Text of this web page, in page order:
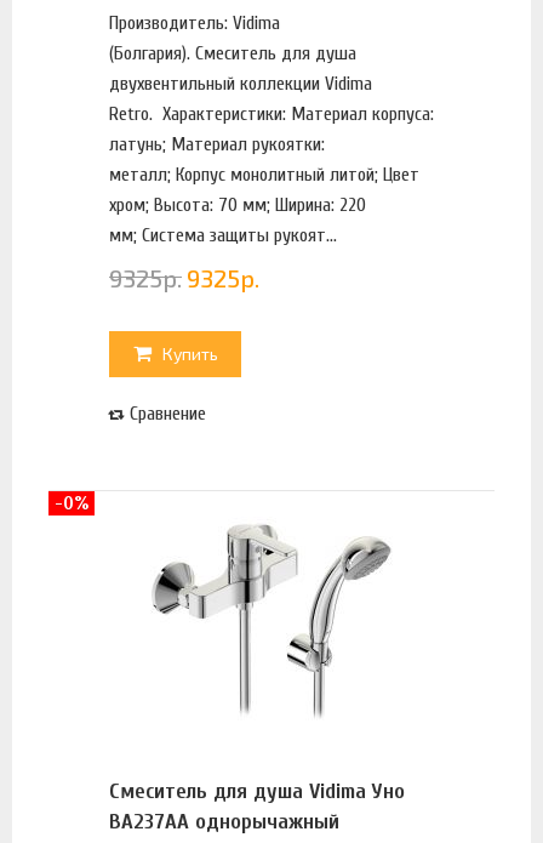
Производитель: Vidima
(Болгария). Смеситель для душа
двухвентильный коллекции Vidima
Retro. Характеристики: Материал корпуса:
латунь; Материал рукоятки:
металл; Корпус монолитный литой; Цвет
хром; Высота: 70 мм; Ширина: 220
мм; Система защиты рукоят...
9325р. 9325р.
Купить
Сравнение
Смеситель для душа Vidima Уно
BA237AA однорычажный
-0%